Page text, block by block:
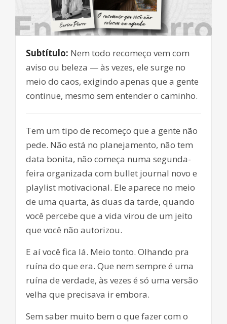
Subtítulo: Nem todo recomeço vem com
aviso ou beleza — às vezes, ele surge no
meio do caos, exigindo apenas que a gente
continue, mesmo sem entender o caminho.
Tem um tipo de recomeço que a gente não
pede. Não está no planejamento, não tem
data bonita, não começa numa segunda-
feira organizada com bullet journal novo e
playlist motivacional. Ele aparece no meio
de uma quarta, às duas da tarde, quando
você percebe que a vida virou de um jeito
que você não autorizou.
E aí você fica lá. Meio tonto. Olhando pra
ruína do que era. Que nem sempre é uma
ruína de verdade, às vezes é só uma versão
velha que precisava ir embora.
Sem saber muito bem o que fazer com o